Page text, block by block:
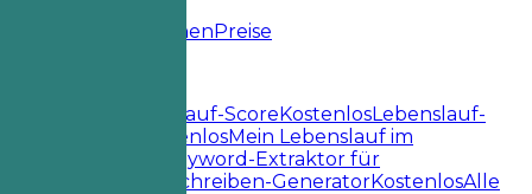
FunktionenPreise
Sofortiger Lebenslauf-ScoreKostenlosLebenslauf-
KostenlosMein Lebenslauf im
Keyword-Extraktor für
Anschreiben-GeneratorKostenlosAlle